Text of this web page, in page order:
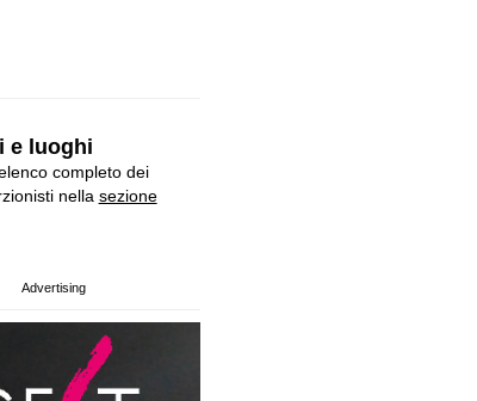
e luoghi
completo dei
nella sezione
Advertising